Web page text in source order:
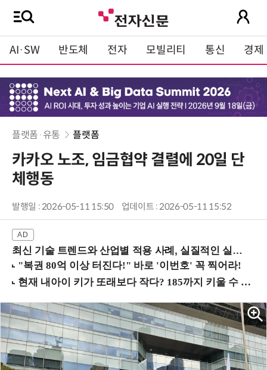
AI·SW 반도체 전자 모빌리티 통신 경제
플랫폼·유통 플랫폼
카카오 노조, 임금협약 결렬에 20일 단
체행동
발행일 : 2026-05-11 15:50 업데이트 : 2026-05-11 15:52
최신 기술 트렌드와 산업별 적용 사례, 실질적인 실행 전략을 공유 (9/18 양재역)